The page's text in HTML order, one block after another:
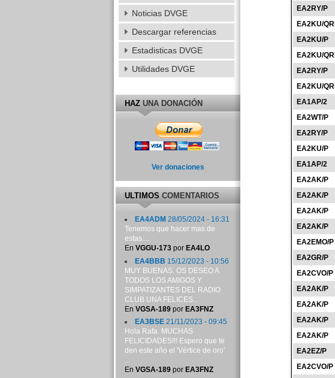
EA2RY/P
EA2KU/
EA2KU/P
EA2KU/
EA2RY/P
EA2KU/
EA1AP/2
EA2WT/P
EA2RY/P
EA2KU/P
EA1AP/2
EA2AK/P
EA2AK/P
EA2AK/P
EA2AK/P
EA2EMO/P
EA2GR/P
EA2CVO/P
EA2AK/P
EA2AK/P
EA2AK/P
EA2AK/P
EA2EZ/P
EA2CVO/P
Noticias DVGE
Descargar referencias
Estadisticas DVGE
Utilidades DVGE
HAZUNA DONACIÓN
Ver donaciones
ULTIMOSCOMENTARIOS
EA4ADM 28/05/2024 - 16:31
Tenemos que hacer mas de
estas....
En VGGU-173por EA4LO
EA4BBB 15/12/2023 - 10:56
MUY BUENAS. OS DESEO A
TODOS LOS AMIGOS Y
SIMPATIZANTES DEL RADIO
CLUB UNA FELICES...
En VGSA-189por EA3FNZ
EA3BSE21/11/2023 - 09:45
Hola Rafa. MUCHAS
FELICIDADES!!! Espero que te
den este año el 'Vértice de oro'
...
En VGSA-189por EA3FNZ